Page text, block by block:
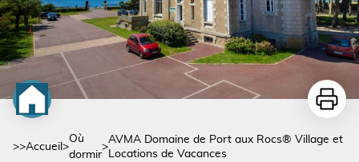
>>Accueil >
Où
dormir
>
AVMA Domaine de Port aux Rocs® Village et
Locations de Vacances